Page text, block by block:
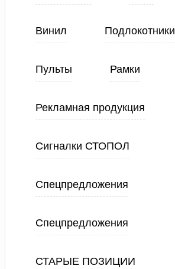
Винил Подлокотники
Пульты Рамки
Рекламная продукция
Сигналки СТОПОЛ
Спецпредложения
Спецпредложения
СТАРЫЕ ПОЗИЦИИ